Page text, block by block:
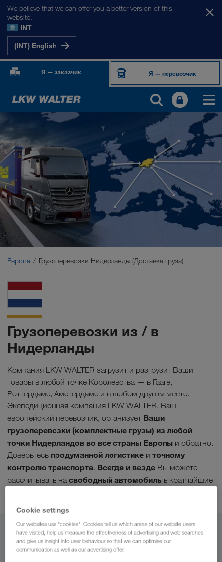
We believe that we can offer you a better version of this
website.
INT
(INT) English
Я — заказчик Я — перевозчик
НАШИ РЫНКИ
Европа
Центральная Азия
Россия
Ближний Восток
Европа Грузоперевозки Нидерланды (Доставка груза)
Грузоперевозки из / в
Нидерланды
Компания LKW WALTER загрузит и разгрузит Ваши
товары в любой точке Королевства — в Гааге,
Роттердаме, Амстердаме и в любом другом месте.
Экспедиционная компания LKW WALTER, Ваш
европейский перевозчик, организует Ваши
грузоперевозки (комплектные грузы) из любой
точки Нидерландов во все страны Европы и обратно.
Доверьтесь продуманной логистике и точному
контролю транспорта. Всегда и везде Вы можете
рассчитывать на свободный автомобиль в кратчайшие
Из
Cookie settings
Our websites use "cookies". Cookies tell us which areas of our website users
have visited, help us measure the effectiveness of advertising and web searches
and give us insight into user behaviour so that we can optimise our
communication as well as our advertising offer.